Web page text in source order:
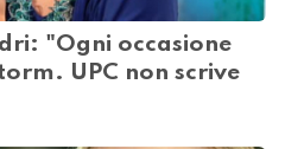
"Ogni occasione
UPC non scrive